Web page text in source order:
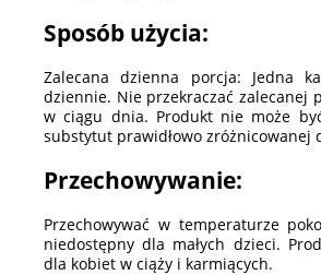
Sposób użycia:
Zalecana dzienna porcja: Jedna
dziennie. Nie przekraczać zalecanej
w ciągu dnia. Produkt nie może
substytut prawidłowo zróżnicowanej
Przechowywanie:
Przechowywać w temperaturze
niedostępny dla małych dzieci.
dla kobiet w ciąży i karmiących.